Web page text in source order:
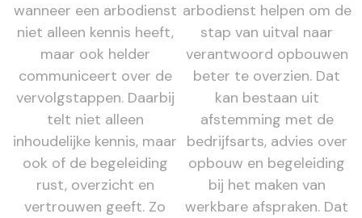
wanneer een arbodienst
niet alleen kennis heeft,
maar ook helder
communiceert over de
vervolgstappen. Daarbij
telt niet alleen
inhoudelijke kennis, maar
ook of de begeleiding
rust, overzicht en
vertrouwen geeft. Zo
arbodienst helpen om de
stap van uitval naar
verantwoord opbouwen
beter te overzien. Dat
kan bestaan uit
afstemming met de
bedrijfsarts, advies over
opbouw en begeleiding
bij het maken van
werkbare afspraken. Dat